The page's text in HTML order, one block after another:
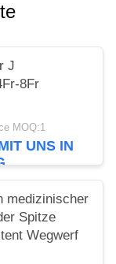
J
8Fr
MOQ:1
UNS IN
medizinischer
Spitze
Wegwerf